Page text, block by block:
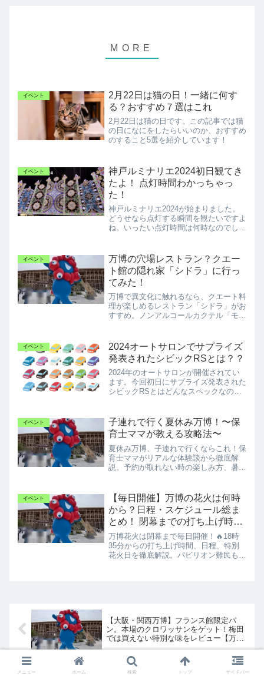
イベント
2月22日は猫の日！一緒に何す
る？おすすめ７選はこれ
2月22日は猫の日です。この記事では猫
の日になにをしたらいいのか、おすすめ
のすること5選を紹介しています！
イベント
神戸ルミナリエ2024初日観てき
たよ！ 点灯時間わかっちゃっ
た！
神戸ルミナリエ2024が始まりました。
どうせなら点灯する瞬間を観たいですよ
ね。いったい点灯時間は何時なのでしょ
イベント
万博の穴場レストラン？クエー
ト館の隠れ家「シドラ」に行っ
てみた！
万博で異文化に触れるなら、クエート料
理が楽しめるレストラン「シドラ」がお
すすめ。ノンアルコールカクテル「モク
イベント
2024オートサロンでサプライズ
発表されたシビックRSとは？？
2024年のオートサロンが開催されてい
ます。今回初日にサプライズ発表された
シビックRSとはどんなスペックなの
イベント
子連れで行く夏休み万博！〜保
育士ママが教える攻略法〜
夏休み万博、子連れで行くならこれ！保
育士ママがリアルな体験談から徹底解
説。予約が取れない時の楽しみ方、暑さ
イベント
【毎日開催】万博の花火は何時
から？日程・スケジュール総ま
とめ！ 閉幕までの打ち上げ時間
と特別花火日を徹底解説
万博花火は閉幕まで毎日開催！🔥18時
35分からの打ち上げ時間、日程、特別
花火日を徹底解説。パビリオン難民も必
【大阪・関西万博】フランス館限定パ
ン。本場のクロワッサンをゲット！梅田
では買えない特別な味をレビュー【万博
グルメ】
万博のサウジアラビアパビリオンは並ぶ
メニュー ホーム 検索 トップ サイドバー